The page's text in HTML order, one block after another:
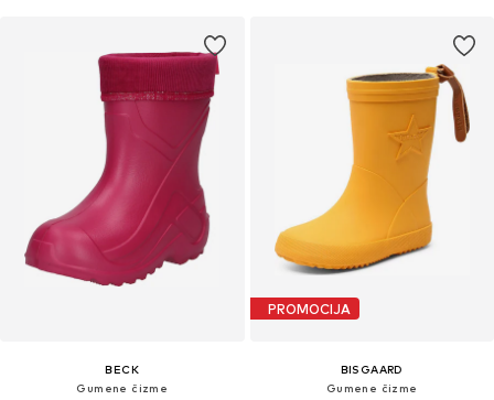
BECK
Gumene čizme
PROMOCIJA
BISGAARD
Gumene čizme